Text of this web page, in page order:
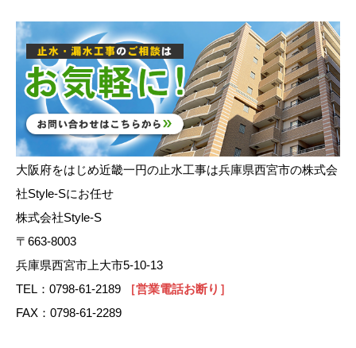
大阪府をはじめ近畿一円の止水工事は兵庫県西宮市の株式会
社Style-Sにお任せ
株式会社Style-S
〒663-8003
兵庫県西宮市上大市5-10-13
TEL：0798-61-2189
［営業電話お断り］
FAX：0798-61-2289